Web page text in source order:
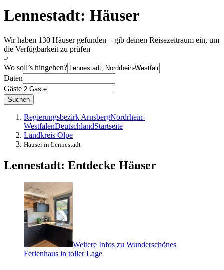
Lennestadt: Häuser
Wir haben 130 Häuser gefunden – gib deinen Reisezeitraum ein, um
die Verfügbarkeit zu prüfen
Wo soll’s hingehen?
Daten
Gäste
Suchen
Regierungsbezirk ArnsbergNordrhein-
WestfalenDeutschlandStartseite
Landkreis Olpe
Häuser in Lennestadt
Lennestadt: Entdecke Häuser
Weitere Infos zu Wunderschönes
Ferienhaus in toller Lage